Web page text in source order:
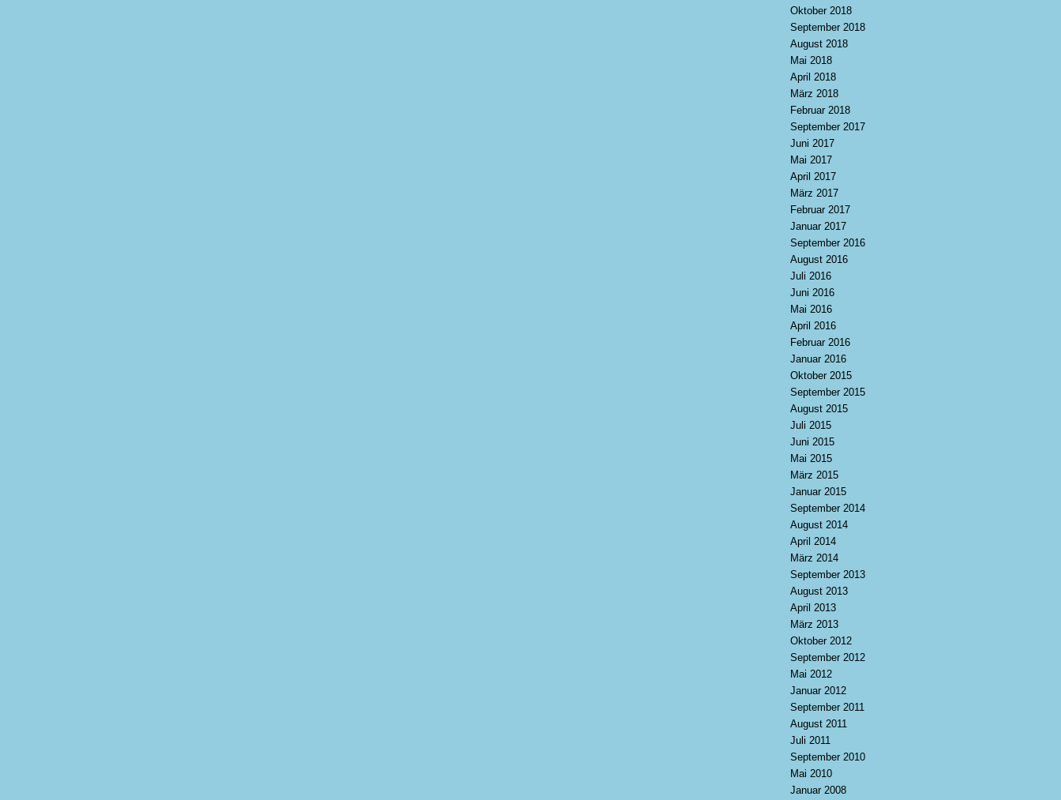
Oktober 2018
September 2018
August 2018
Mai 2018
April 2018
März 2018
Februar 2018
September 2017
Juni 2017
Mai 2017
April 2017
März 2017
Februar 2017
Januar 2017
September 2016
August 2016
Juli 2016
Juni 2016
Mai 2016
April 2016
Februar 2016
Januar 2016
Oktober 2015
September 2015
August 2015
Juli 2015
Juni 2015
Mai 2015
März 2015
Januar 2015
September 2014
August 2014
April 2014
März 2014
September 2013
August 2013
April 2013
März 2013
Oktober 2012
September 2012
Mai 2012
Januar 2012
September 2011
August 2011
Juli 2011
September 2010
Mai 2010
Januar 2008